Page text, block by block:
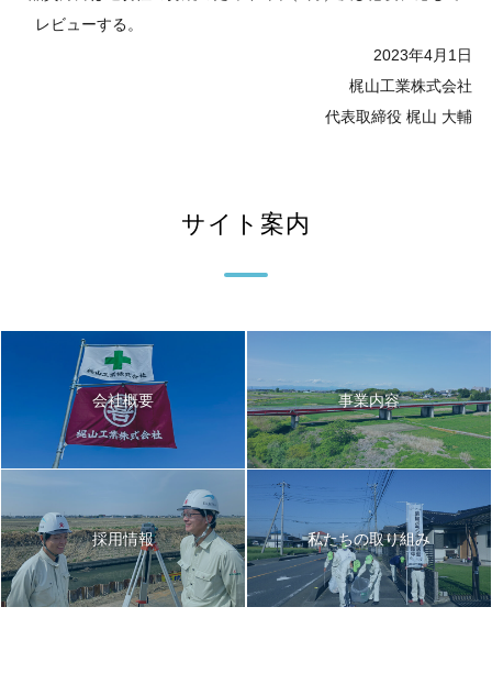
レビューする。
2023年4月1日
梶山工業株式会社
代表取締役 梶山 大輔
サイト案内
会社概要 事業内容
採用情報 私たちの取り組み